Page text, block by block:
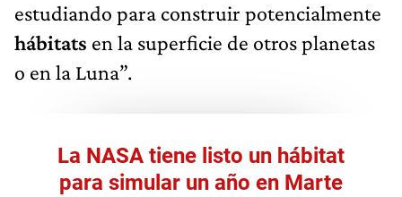
estudiando para construir potencialmente
hábitats en la superficie de otros planetas
o en la Luna”.
La NASA tiene listo un hábitat
para simular un año en Marte